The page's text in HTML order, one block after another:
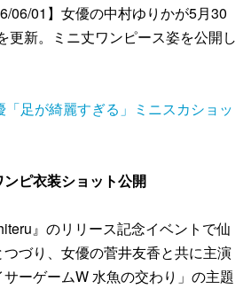
06/01】女優の中村ゆりかが5月30
更新。ミニ丈ワンピース姿を公開し
「足が綺麗すぎる」ミニスカショッ
ピ衣装ショット公開
』のリリース記念イベントで仙
づり、女優の菅井友香と共に主演
ーゲームW 水魚の交わり」の主題